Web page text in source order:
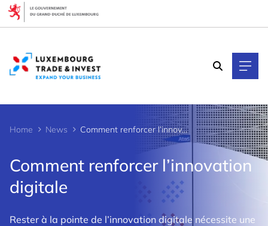
Home News Comment renforcer l’innovation digitale
Comment renforcer l’innovation
digitale
Rester à la pointe de l’innovation digitale nécessite une
Cookies management panel